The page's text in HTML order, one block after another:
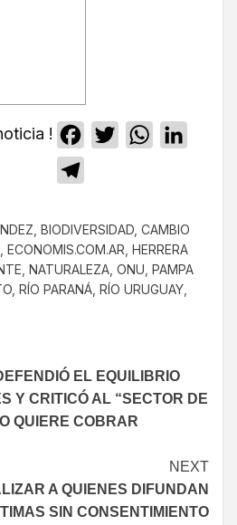
! Facebook
TwitterWhatsApp
BIODIVERSIDAD CAMBIO
ECONOMIS.COM.AR HERRERA
NATURALEZA ONU PAMPA
RÍO PARANÁ RÍO URUGUAY
EL EQUILIBRIO
Y CRITICÓ AL “SECTOR DE
QUIERE COBRAR
NEXT
A QUIENES DIFUNDAN
SIN CONSENTIMIENTO